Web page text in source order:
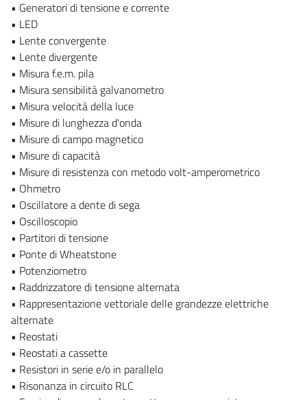
• Generatori di tensione e corrente
• LED
• Lente convergente
• Lente divergente
• Misura f.e.m. pila
• Misura sensibilità galvanometro
• Misura velocità della luce
• Misure di lunghezza d'onda
• Misure di campo magnetico
• Misure di capacità
• Misure di resistenza con metodo volt-amperometrico
• Ohmetro
• Oscillatore a dente di sega
• Oscilloscopio
• Partitori di tensione
• Ponte di Wheatstone
• Potenziometro
• Raddrizzatore di tensione alternata
• Rappresentazione vettoriale delle grandezze elettriche
alternate
• Reostati
• Reostati a cassette
• Resistori in serie e/o in parallelo
• Risonanza in circuito RLC